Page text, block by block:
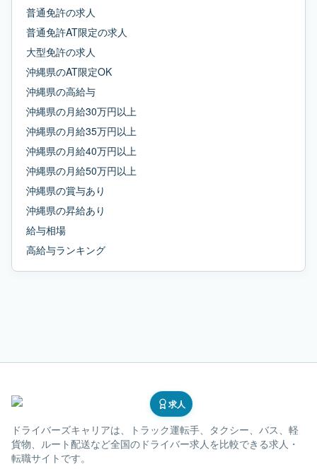
普通免許の求人
普通免許AT限定の求人
大型免許の求人
沖縄県のAT限定OK
沖縄県の高給与
沖縄県の月給30万円以上
沖縄県の月給35万円以上
沖縄県の月給40万円以上
沖縄県の月給50万円以上
沖縄県の賞与あり
沖縄県の昇給あり
給与相場
高給与ランキング
求人
ドライバーズキャリアは、トラック運転手、タクシー、バス、軽
貨物、ルート配送など全国のドライバー求人を比較できる求人・
転職サイトです。